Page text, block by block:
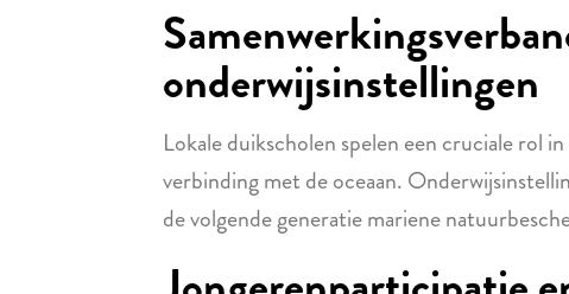
onderwijsinstellingen
Lokale duikscholen spelen een cruciale rol
verbinding met de oceaan.
de volgende generatie mariene